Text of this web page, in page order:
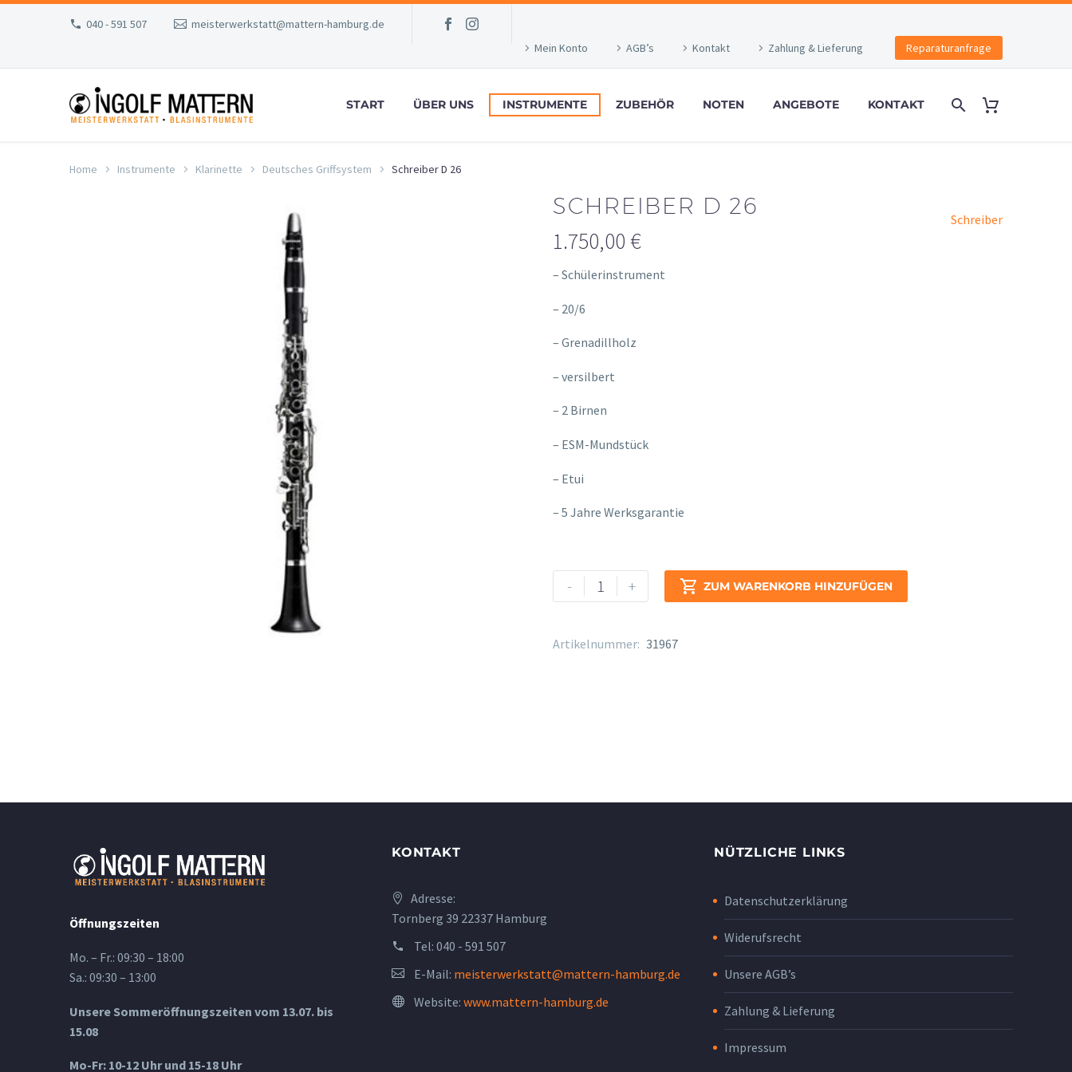
040 - 591 507
meisterwerkstatt@mattern-hamburg.de
Mein Konto
AGB’s Kontakt Zahlung & Lieferung Reparaturanfrage
START ÜBER UNS INSTRUMENTE ZUBEHÖR NOTEN ANGEBOTE KONTAKT
Home Instrumente Klarinette Deutsches Griffsystem Schreiber D 26
SCHREIBER D 26
Schreiber
1.750,00 €
– Schülerinstrument
– 20/6
– Grenadillholz
– versilbert
– 2 Birnen
– ESM-Mundstück
– Etui
– 5 Jahre Werksgarantie
-
Schreiber
D
Menge
+  ZUM WARENKORB HINZUFÜGEN
Alternative:
Artikelnummer: 31967
Öffnungszeiten
Mo. – Fr.: 09:30 – 18:00
Sa.: 09:30 – 13:00
Unsere Sommeröffnungszeiten vom 13.07. bis
15.08
Mo-Fr: 10-12 Uhr und 15-18 Uhr
KONTAKT
Adresse:
Tornberg 39 22337 Hamburg
Tel: 040 - 591 507
E-Mail: meisterwerkstatt@mattern-hamburg.de
Website: www.mattern-hamburg.de
NÜTZLICHE LINKS
Datenschutzerklärung
Widerufsrecht
Unsere AGB’s
Zahlung & Lieferung
Impressum